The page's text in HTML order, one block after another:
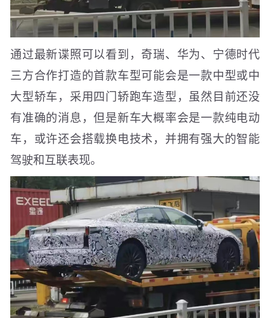
通过最新谍照可以看到，奇瑞、华为、宁德时代
三方合作打造的首款车型可能会是一款中型或中
大型轿车，采用四门轿跑车造型，虽然目前还没
有准确的消息，但是新车大概率会是一款纯电动
车，或许还会搭载换电技术，并拥有强大的智能
驾驶和互联表现。